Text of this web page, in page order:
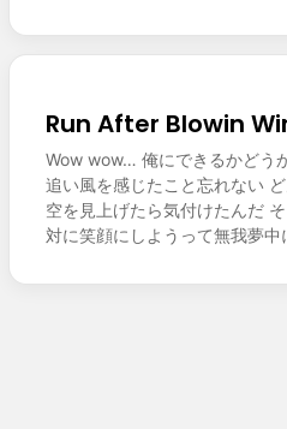
Run After Blowin
Wow wow… 俺にできるかどう
追い風を感じたこと忘れない
空を見上げたら気付けたんだ
対に笑顔にしようって無我夢